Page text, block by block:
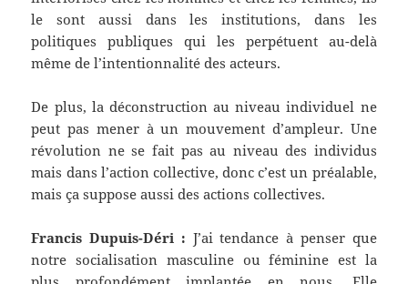
le sont aussi dans les institutions, dans les
politiques publiques qui les perpétuent au-delà
même de l’intentionnalité des acteurs.
De plus, la déconstruction au niveau individuel ne
peut pas mener à un mouvement d’ampleur. Une
révolution ne se fait pas au niveau des individus
mais dans l’action collective, donc c’est un préalable,
mais ça suppose aussi des actions collectives.
Francis Dupuis-Déri : J’ai tendance à penser que
notre socialisation masculine ou féminine est la